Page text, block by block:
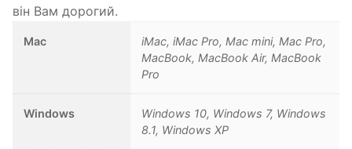
він Вам дорогий.
Mac
iMac, iMac Pro, Mac mini, Mac Pro,
MacBook, MacBook Air, MacBook
Pro
Windows
Windows 10, Windows 7, Windows
8.1, Windows XP